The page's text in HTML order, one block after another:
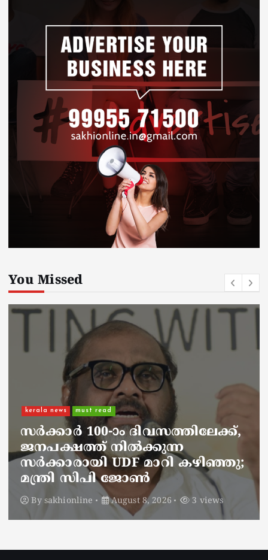
You Missed
നാടെങ്ങും പൊലീസ് തിരയുന്നു,
ചായകുടിക്കാൻ എടപ്പാളിലെത്തി
അർജുൻ ആയങ്കി;
സഞ്ചരിക്കുന്നത് വാഹനങ്ങൾ
മാറ്റി
By sakhionline August 8, 2026 5 views